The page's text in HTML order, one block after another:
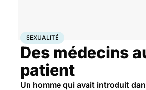
AccueilBien-être
SEXUALITÉ
Des médecins
patient
Un homme qui avait introduit